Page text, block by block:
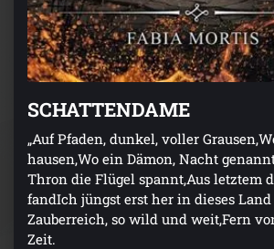
SCHATTENDAME
„Auf Pfaden, dunkel, voller
hausen,Wo ein Dämon, Nacht
Thron die Flügel spannt,Aus letztem
fandIch jüngst erst her in dieses
Zauberreich, so wild und weit,Fern
Zeit.